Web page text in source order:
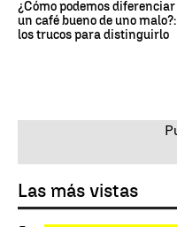
¿Cómo podemos diferenciar
un café bueno de uno malo?:
los trucos para distinguirlo
Las más vistas